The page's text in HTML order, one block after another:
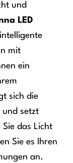
und
LED
mit
ein
sich die
und setzt
das Licht
Sie es Ihren
an.